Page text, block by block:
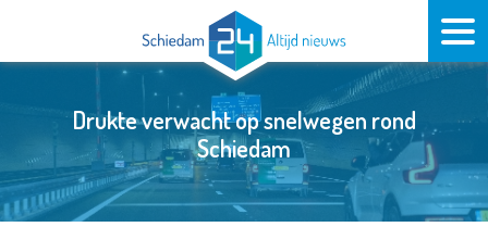
Drukte verwacht op snelwegen rond
Schiedam